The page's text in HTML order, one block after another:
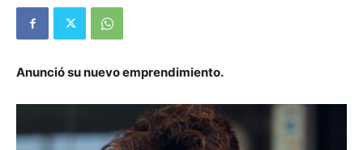
Anunció su nuevo emprendimiento.